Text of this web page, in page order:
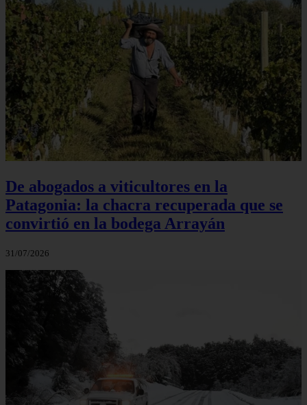
De abogados a viticultores en la
Patagonia: la chacra recuperada que se
convirtió en la bodega Arrayán
31/07/2026